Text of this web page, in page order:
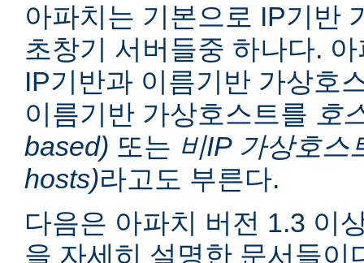
아파치는 기본으로 IP기반
초창기 서버들중 하나다.
IP기반과 이름기반 가상호
이름기반 가상호스트를 호
based) 또는 비IP 가상호스
hosts)라고도 부른다.
다음은 아파치 버전 1.3 이
을 자세히 설명한 문서들이